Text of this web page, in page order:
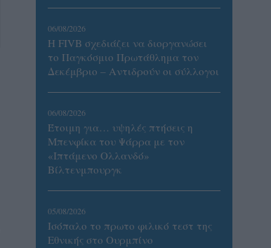
06/08/2026
Η FIVB σχεδιάζει να διοργανώσει
το Παγκόσμιο Πρωτάθλημα τον
Δεκέμβριο – Αντιδρούν οι σύλλογοι
06/08/2026
Έτοιμη για… υψηλές πτήσεις η
Μπενφίκα του Ψάρρα με τον
«Ιπτάμενο Ολλανδό»
Βίλτενμπουργκ
05/08/2026
Ισόπαλο το πρωτο φιλικό τεστ της
Εθνικής στο Ουρμπίνο